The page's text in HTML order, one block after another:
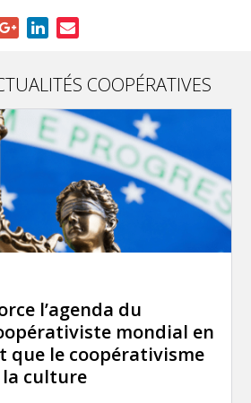
COOPÉRATIVES
l’agenda du
mondial en
que le coopérativisme
culture